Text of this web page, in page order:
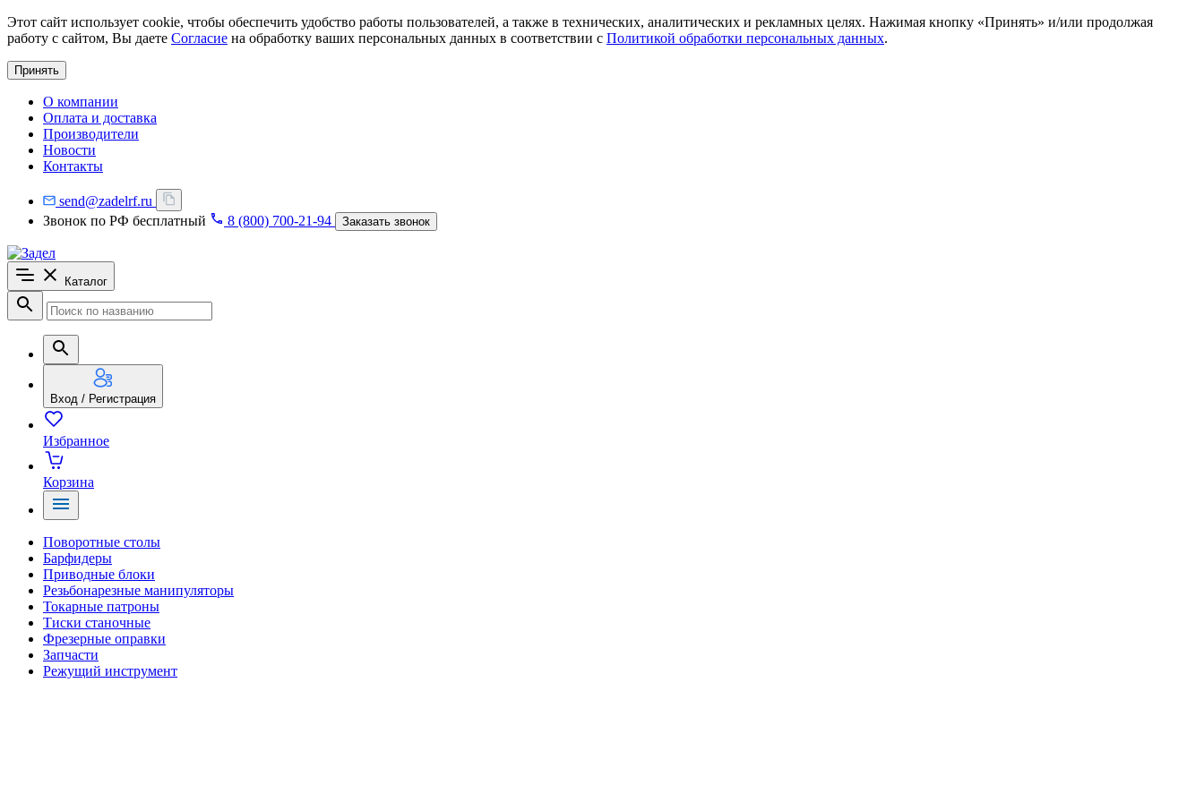
Этот сайт использует cookie, чтобы обеспечить удобство работы пользователей, а также в технических, аналитических и рекламных целях. Нажимая кнопку «Принять» и/или продолжая
работу с сайтом, Вы даете Согласие на обработку ваших персональных данных в соответствии с Политикой обработки персональных данных.
Принять
О компании
Оплата и доставка
Производители
Новости
Контакты
send@zadelrf.ru
Звонок по РФ бесплатный
8 (800) 700-21-94 Заказать звонок
Каталог
Вход / Регистрация
Избранное
Корзина
Поворотные столы
Барфидеры
Приводные блоки
Резьбонарезные манипуляторы
Токарные патроны
Тиски станочные
Фрезерные оправки
Запчасти
Режущий инструмент